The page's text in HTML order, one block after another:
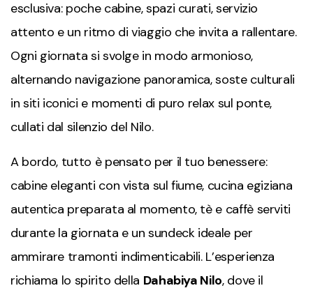
esclusiva: poche cabine, spazi curati, servizio
attento e un ritmo di viaggio che invita a rallentare.
Ogni giornata si svolge in modo armonioso,
alternando navigazione panoramica, soste culturali
in siti iconici e momenti di puro relax sul ponte,
cullati dal silenzio del Nilo.
A bordo, tutto è pensato per il tuo benessere:
cabine eleganti con vista sul fiume, cucina egiziana
autentica preparata al momento, tè e caffè serviti
durante la giornata e un sundeck ideale per
ammirare tramonti indimenticabili. L’esperienza
richiama lo spirito della Dahabiya Nilo, dove il